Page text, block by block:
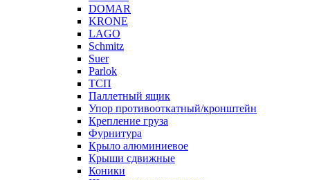
DOMAR
KRONE
LAGO
Schmitz
Suer
Parlok
ТСП
Паллетный ящик
Упор противооткатный/кронштейн
Крепление груза
Фурнитура
Крыло алюминиевое
Крыши сдвижные
Коники